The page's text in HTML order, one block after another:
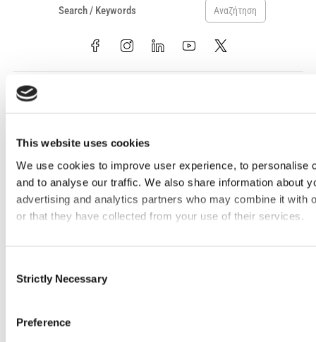
This website uses cookies
We use cookies to improve user experience, to
and to analyse our traffic. We also share information about
advertising and analytics partners who may combine it with
or that they have collected from your use of their services.
Selection
Strictly Necessary
Preference
Αναζήτηση
Χρήσιμοι Σύνδεσμοι
Απαιτήσεις
Salvage Auction
Υποβολή Παραπόνου
Ώρες Εργασίας
Καριέρα